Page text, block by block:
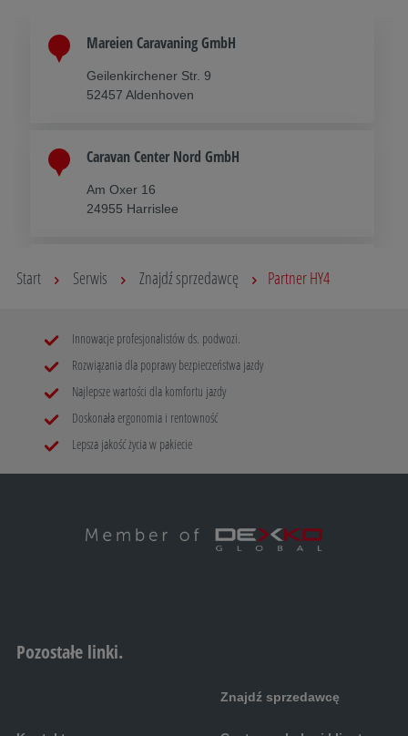
Mareien Caravaning GmbH
Geilenkirchener Str. 9
52457 Aldenhoven
Caravan Center Nord GmbH
Am Oxer 16
24955 Harrislee
Reisemobilpartner Lippe Carthago
Vertragspartner
32805 Horn-Bad Meinberg
Reisemobile Frey
27211 Bassum
Daimlerstraße 8
Start Serwis Znajdź sprzedawcę Partner HY4
Innowacje profesjonalistów ds. podwozi.
Rozwiązania dla poprawy bezpieczeństwa jazdy
Najlepsze wartości dla komfortu jazdy
Doskonała ergonomia i rentowność
Lepsza jakość życia w pakiecie
Pozostałe linki.
Znajdź sprzedawcę